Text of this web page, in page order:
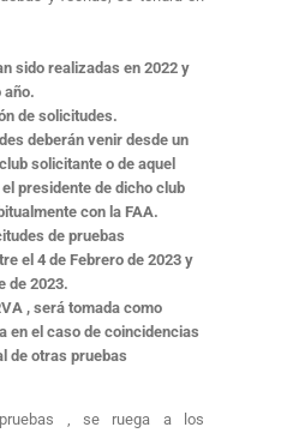
sido realizadas en 2022 y
año.
de solicitudes.
deberán venir desde un
solicitante o de aquel
presidente de dicho club
con la FAA.
de pruebas
el 4 de Febrero de 2023 y
de 2023.
, será tomada como
en el caso de coincidencias
de otras pruebas
, se ruega a los